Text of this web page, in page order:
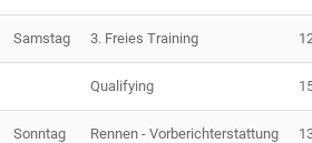
Samstag 3. Freies Training
Qualifying
Sonntag Rennen - Vorberichterstattung